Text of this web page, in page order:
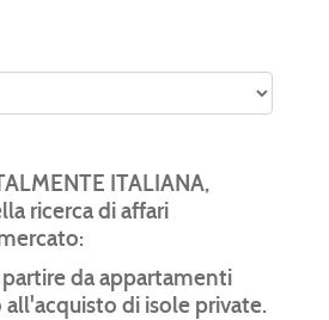
ITALIANA,
ricerca di affari
partire da appartamenti
di isole private.